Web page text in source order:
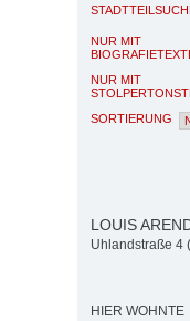
NUR MIT
NUR MIT
SORTIERUNG
LOUIS
Uhlandstraße 4
HIER WOHNTE